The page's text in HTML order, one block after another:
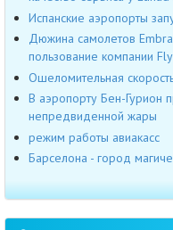
Испанские аэропорты
Дюжина самолетов
пользование компании
Ошеломительная
В аэропорту Бен-Гурион
непредвиденной жары
режим работы авиакасс
Барселона - город